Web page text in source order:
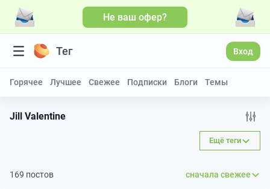
Не ваш офер?
Тег Вход
Горячее Лучшее Свежее Подписки Блоги Темы
Jill Valentine
Ещё теги
169 постов сначала свежее